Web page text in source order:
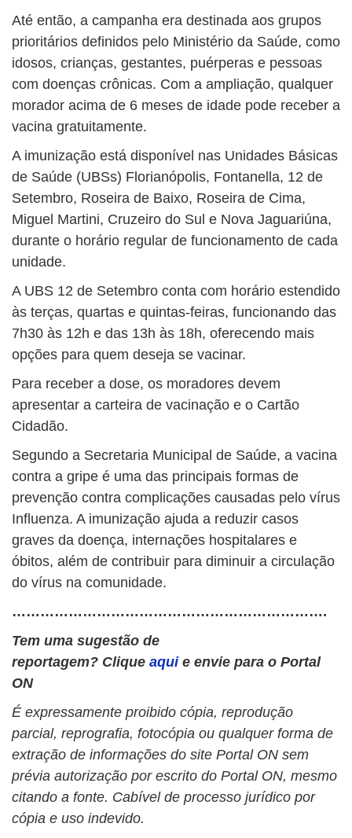
Até então, a campanha era destinada aos grupos
prioritários definidos pelo Ministério da Saúde, como
idosos, crianças, gestantes, puérperas e pessoas
com doenças crônicas. Com a ampliação, qualquer
morador acima de 6 meses de idade pode receber a
vacina gratuitamente.
A imunização está disponível nas Unidades Básicas
de Saúde (UBSs) Florianópolis, Fontanella, 12 de
Setembro, Roseira de Baixo, Roseira de Cima,
Miguel Martini, Cruzeiro do Sul e Nova Jaguariúna,
durante o horário regular de funcionamento de cada
unidade.
A UBS 12 de Setembro conta com horário estendido
às terças, quartas e quintas-feiras, funcionando das
7h30 às 12h e das 13h às 18h, oferecendo mais
opções para quem deseja se vacinar.
Para receber a dose, os moradores devem
apresentar a carteira de vacinação e o Cartão
Cidadão.
Segundo a Secretaria Municipal de Saúde, a vacina
contra a gripe é uma das principais formas de
prevenção contra complicações causadas pelo vírus
Influenza. A imunização ajuda a reduzir casos
graves da doença, internações hospitalares e
óbitos, além de contribuir para diminuir a circulação
do vírus na comunidade.
………………………………………………………….
Tem uma sugestão de
reportagem? Clique aqui e envie para o Portal
ON
É expressamente proibido cópia, reprodução
parcial, reprografia, fotocópia ou qualquer forma de
extração de informações do site Portal ON sem
prévia autorização por escrito do Portal ON, mesmo
citando a fonte. Cabível de processo jurídico por
cópia e uso indevido.